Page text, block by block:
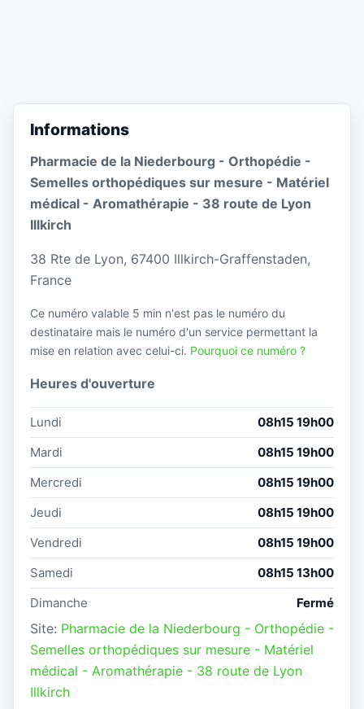
Informations
Pharmacie de la Niederbourg - Orthopédie -
Semelles orthopédiques sur mesure - Matériel
médical - Aromathérapie - 38 route de Lyon
Illkirch
38 Rte de Lyon, 67400 Illkirch-Graffenstaden,
France
Ce numéro valable 5 min n'est pas le numéro du
destinataire mais le numéro d'un service permettant la
mise en relation avec celui-ci. Pourquoi ce numéro ?
Heures d'ouverture
Lundi
08h15 19h00
Mardi
08h15 19h00
Mercredi
08h15 19h00
Jeudi
08h15 19h00
Vendredi
08h15 19h00
Samedi
08h15 13h00
Dimanche
Fermé
Site: Pharmacie de la Niederbourg - Orthopédie -
Semelles orthopédiques sur mesure - Matériel
médical - Aromathérapie - 38 route de Lyon
Illkirch